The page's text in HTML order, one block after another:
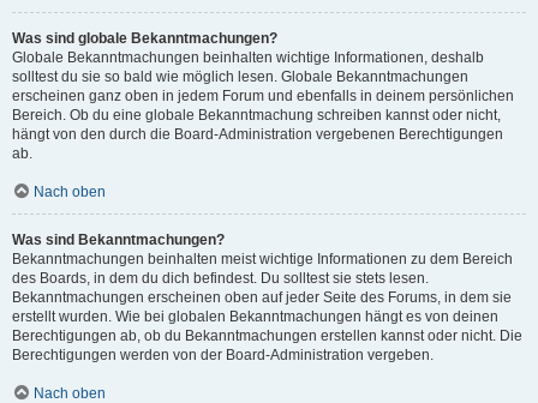
Was sind globale Bekanntmachungen?
Globale Bekanntmachungen beinhalten wichtige Informationen, deshalb
solltest du sie so bald wie möglich lesen. Globale Bekanntmachungen
erscheinen ganz oben in jedem Forum und ebenfalls in deinem persönlichen
Bereich. Ob du eine globale Bekanntmachung schreiben kannst oder nicht,
hängt von den durch die Board-Administration vergebenen Berechtigungen
ab.
Nach oben
Was sind Bekanntmachungen?
Bekanntmachungen beinhalten meist wichtige Informationen zu dem Bereich
des Boards, in dem du dich befindest. Du solltest sie stets lesen.
Bekanntmachungen erscheinen oben auf jeder Seite des Forums, in dem sie
erstellt wurden. Wie bei globalen Bekanntmachungen hängt es von deinen
Berechtigungen ab, ob du Bekanntmachungen erstellen kannst oder nicht. Die
Berechtigungen werden von der Board-Administration vergeben.
Nach oben